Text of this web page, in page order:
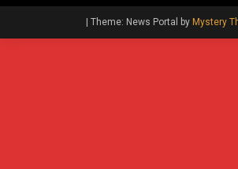
Theme: News Portal by Mystery